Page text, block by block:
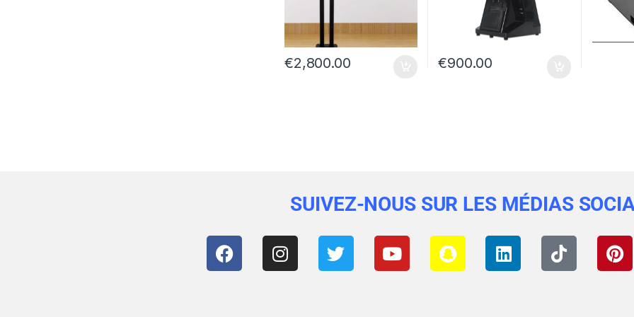
€2,800.00 €900.00
SUIVEZ-NOUS SUR LES MÉDIAS